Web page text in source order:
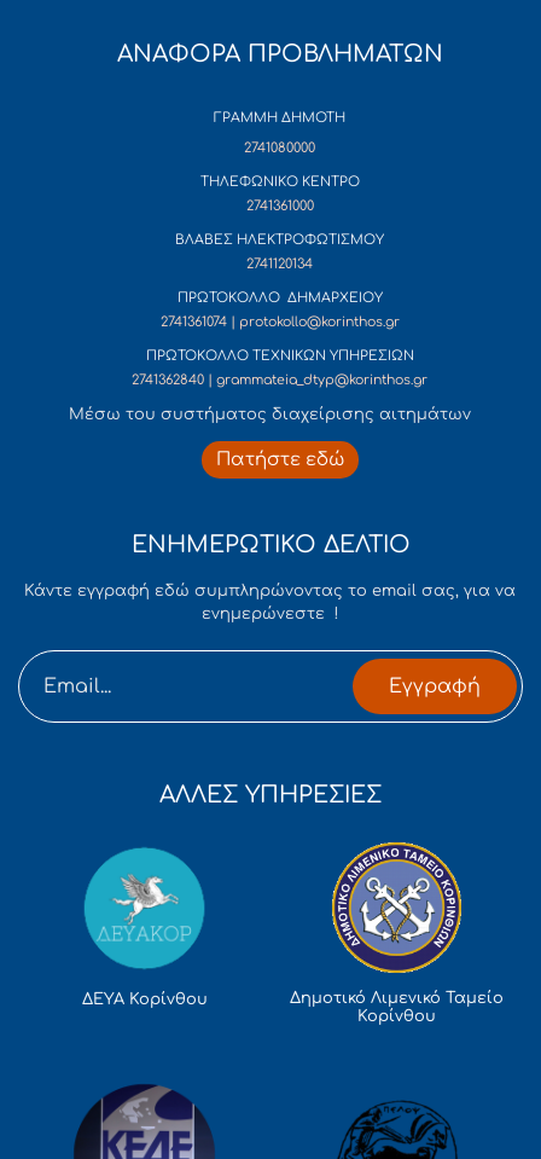
ΑΝΑΦΟΡΑ ΠΡΟΒΛΗΜΑΤΩΝ
ΓΡΑΜΜΗ ΔΗΜΟΤΗ
2741080000
ΤΗΛΕΦΩΝΙΚΟ ΚΕΝΤΡΟ
2741361000
ΒΛΑΒΕΣ ΗΛΕΚΤΡΟΦΩΤΙΣΜΟΥ
2741120134
ΠΡΩΤΟΚΟΛΛΟ ΔΗΜΑΡΧΕΙΟΥ
2741361074 | protokollo@korinthos.gr
ΠΡΩΤΟΚΟΛΛΟ ΤΕΧΝΙΚΩΝ ΥΠΗΡΕΣΙΩΝ
2741362840 | grammateia_dtyp@korinthos.gr
Mέσω του συστήματος διαχείρισης αιτημάτων
Πατήστε εδώ
ΕΝΗΜΕΡΩΤΙΚΟ ΔΕΛΤΙΟ
Κάντε εγγραφή εδώ συμπληρώνοντας το email σας, για να
ενημερώνεστε !
Εγγραφή
ΑΛΛΕΣ ΥΠΗΡΕΣΙΕΣ
ΔΕΥΑ Κορίνθου
Δημοτικό Λιμενικό Ταμείο
Κορίνθου